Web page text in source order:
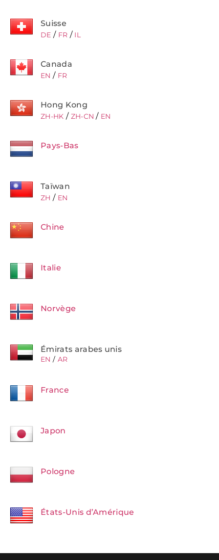
Suisse
DE / FR / IL
Canada
EN / FR
Hong Kong
ZH-HK /ZH-CN / EN
Pays-Bas
Taïwan
ZH / EN
Chine
Italie
Norvège
Émirats arabes unis
EN / AR
France
Japon
Pologne
États-Unis d’Amérique